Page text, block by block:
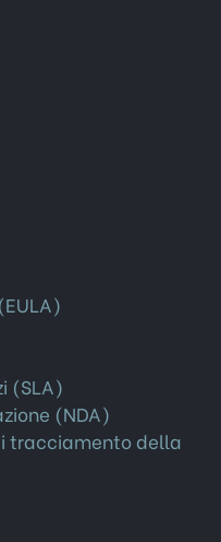
(SLA)
(NDA)
tracciamento della